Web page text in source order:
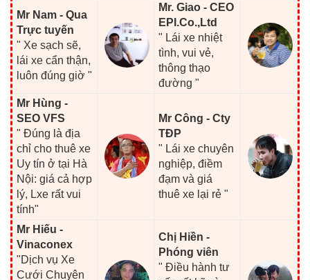
Mr Nam - Qua
Trực tuyến
" Xe sạch sẽ,
lái xe cẩn thận,
luôn đúng giờ "
Mr. Giao - CEO
EPI.Co.,Ltd
" Lái xe nhiệt
tình, vui vẻ,
thông thạo
đường "
Mr Hùng -
SEO VFS
" Đúng là địa
chỉ cho thuê xe
Uy tín ở tại Hà
Nội: giá cả hợp
lý, Lxe rất vui
tính"
Mr Công - Cty
TĐP
" Lái xe chuyên
nghiệp, điềm
đạm và giá
thuê xe lại rẻ "
Mr Hiếu -
Vinaconex
"Dịch vụ Xe
Cưới Chuyên
Chị Hiền -
Phóng viên
" Điều hành tư